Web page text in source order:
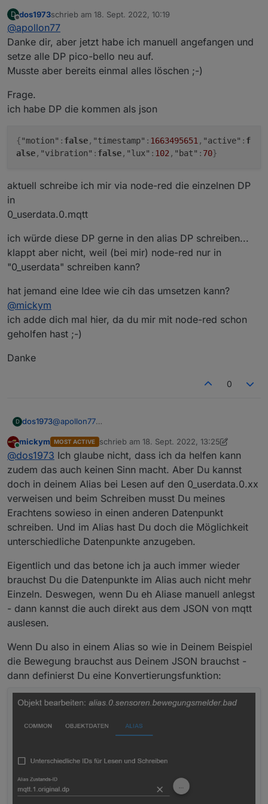
automatisch ;-))
D
Offline
dos1973schrieb am 18. Sept. 2022, 10:19
zuletzt editiert von
@apollon77
Danke dir, aber jetzt habe ich manuell angefangen und
setze alle DP pico-bello neu auf.
Musste aber bereits einmal alles löschen ;-)
Frage.
ich habe DP die kommen als json
{"motion" : false, "timestamp" : 1663495651, "active" : f
alse, "vibration" : false, "lux" : 102, "bat" : 70}
aktuell schreibe ich mir via node-red die einzelnen DP
in
0_userdata.0.mqtt
ich würde diese DP gerne in den alias DP schreiben...
klappt aber nicht, weil (bei mir) node-red nur in
"0_userdata" schreiben kann?
hat jemand eine Idee wie cih das umsetzen kann?
@mickym
ich adde dich mal hier, da du mir mit node-red schon
geholfen hast ;-)
Danke
0
D dos1973@apollon77
und setze alle DP pico-bello neu auf.
Musste aber bereits einmal alles löschen ;-)
Frage.
ich habe DP die kommen als json
aktuell schreibe ich mir via node-red die einzelnen DP
in
0_userdata.0.mqtt
ich würde diese DP gerne in den alias DP schreiben...
klappt aber nicht, weil (bei mir) node-red nur in
hat jemand eine Idee wie cih das umsetzen kann?
@mickym
geholfen hast ;-)
Online
mickym MOST ACTIVE schrieb am 18. Sept. 2022, 13:25
zuletzt editiert von mickym
@dos1973 Ich glaube nicht, dass ich da helfen kann
zudem das auch keinen Sinn macht. Aber Du kannst
doch in deinem Alias bei Lesen auf den 0_userdata.0.xx
verweisen und beim Schreiben musst Du meines
Erachtens sowieso in einen anderen Datenpunkt
schreiben. Und im Alias hast Du doch die Möglichkeit
unterschiedliche Datenpunkte anzugeben.
Eigentlich und das betone ich ja auch immer wieder
brauchst Du die Datenpunkte im Alias auch nicht mehr
Einzeln. Deswegen, wenn Du eh Aliase manuell anlegst
- dann kannst die auch direkt aus dem JSON von mqtt
auslesen.
Wenn Du also in einem Alias so wie in Deinem Beispiel
die Bewegung brauchst aus Deinem JSON brauchst -
dann definierst Du eine Konvertierungsfunktion: